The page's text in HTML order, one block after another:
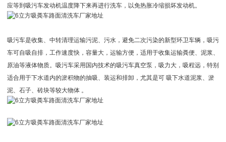
应等到吸污车发动机温度降下来再进行洗车，以免热胀冷缩损坏发动机。
吸污车是收集、中转清理运输污泥、污水，避免二次污染的新型环卫车辆，吸污
车可自吸自排，工作速度快，容量大，运输方便，适用于收集运输粪便、泥浆、
原油等液体物质。吸污车采用国内技术的吸污车真空泵，吸力大，吸程远，特别
适合用于下水道内的淤积物的抽吸、装运和排卸，尤其是可 吸下水道泥浆、淤
泥、石子、砖块等较大物体 。